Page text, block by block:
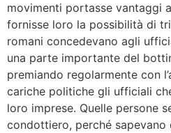
movimenti portasse vantaggi
fornisse loro la possibilità di
romani concedevano agli
una parte importante del
premiando regolarmente con
cariche politiche gli ufficiali
loro imprese. Quelle persone
condottiero, perché